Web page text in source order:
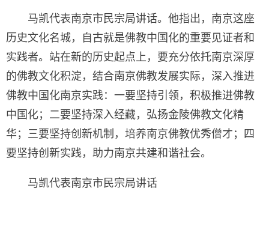
马凯代表南京市民宗局讲话。他指出，南京这座
历史文化名城，自古就是佛教中国化的重要见证者和
实践者。站在新的历史起点上，要充分依托南京深厚
的佛教文化积淀，结合南京佛教发展实际，深入推进
佛教中国化南京实践：一要坚持引领，积极推进佛教
中国化；二要坚持深入经藏，弘扬金陵佛教文化精
华；三要坚持创新机制，培养南京佛教优秀僧才；四
要坚持创新实践，助力南京共建和谐社会。
马凯代表南京市民宗局讲话